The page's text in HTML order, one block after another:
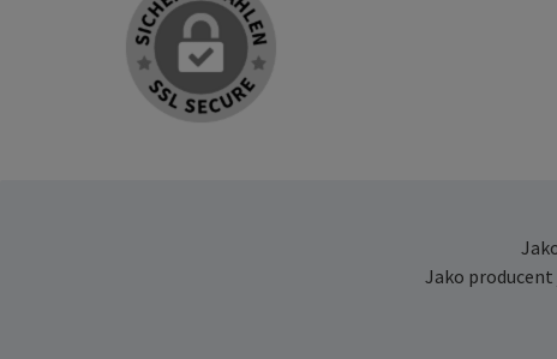
Jako producent